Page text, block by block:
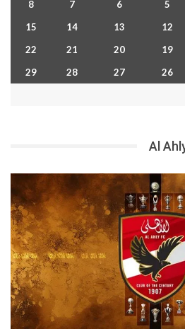
5
6
7
8
12
13
14
15
19
20
21
22
26
27
28
29